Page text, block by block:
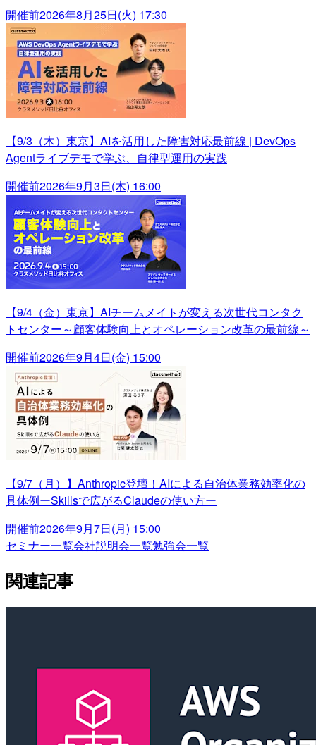
開催前2026年8月25日(火) 17:30
【9/3（木）東京】AIを活用した障害対応最前線 | DevOps
Agentライブデモで学ぶ、自律型運用の実践
開催前2026年9月3日(木) 16:00
【9/4（金）東京】AIチームメイトが変える次世代コンタク
トセンター～顧客体験向上とオペレーション改革の最前線～
開催前2026年9月4日(金) 15:00
【9/7（月）】Anthropic登壇！AIによる自治体業務効率化の
具体例ーSkillsで広がるClaudeの使い方ー
開催前2026年9月7日(月) 15:00
セミナー一覧会社説明会一覧勉強会一覧
関連記事